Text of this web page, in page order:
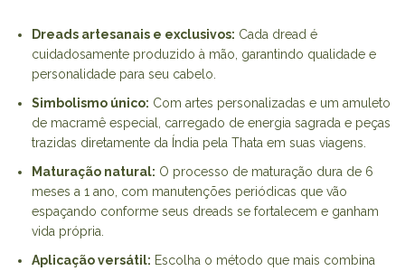
Dreads artesanais e exclusivos: Cada dread é
cuidadosamente produzido à mão, garantindo qualidade e
personalidade para seu cabelo.
Simbolismo único: Com artes personalizadas e um amuleto
de macramê especial, carregado de energia sagrada e peças
trazidas diretamente da Índia pela Thata em suas viagens.
Maturação natural: O processo de maturação dura de 6
meses a 1 ano, com manutenções periódicas que vão
espaçando conforme seus dreads se fortalecem e ganham
vida própria.
Aplicação versátil: Escolha o método que mais combina